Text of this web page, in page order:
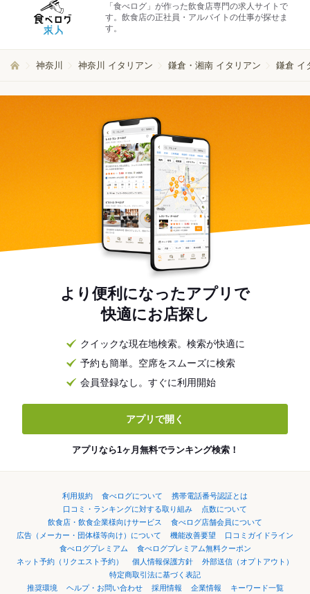
「食べログ」が作った飲食店専門の求人サイトで
す。飲食店の正社員・アルバイトの仕事が探せま
す。
神奈川 神奈川 イタリアン 鎌倉・湘南 イタリアン 鎌倉 イ
より便利になったアプリで
快適にお店探し
クイックな現在地検索。検索が快適に
予約も簡単。空席をスムーズに検索
会員登録なし。すぐに利用開始
アプリで開く
アプリなら1ヶ月無料でランキング検索！
利用規約 食べログについて
携帯電話番号認証とは
口コミ・ランキングに対する取り組み
点数について
飲食店・飲食企業様向けサービス
食べログ店舗会員について
広告（メーカー・団体様等向け）について
機能改善要望
口コミガイドライン
食べログプレミアム
食べログプレミアム無料クーポン
ネット予約（リクエスト予約）
個人情報保護方針
外部送信（オプトアウト）
特定商取引法に基づく表記
推奨環境
ヘルプ・お問い合わせ 採用情報 企業情報 キーワード一覧